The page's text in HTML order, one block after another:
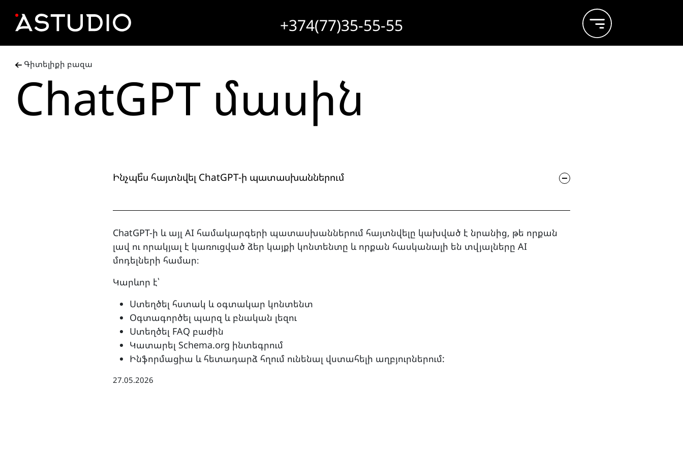
+374(77)35-55-55
Գիտելիքի բազա
ChatGPT մասին
Ինչպե՞ս հայտնվել ChatGPT-ի պատասխաններում
ChatGPT-ի և այլ AI համակարգերի պատասխաններում հայտնվելը կախված է նրանից, թե որքան
լավ ու որակյալ է կառուցված ձեր կայքի կոնտենտը և որքան հասկանալի են տվյալները AI
մոդելների համար։
Կարևոր է՝
Ստեղծել հստակ և օգտակար կոնտենտ
Օգտագործել պարզ և բնական լեզու
Ստեղծել FAQ բաժին
Կատարել Schema.org ինտեգրում
Ինֆորմացիա և հետադարձ հղում ունենալ վստահելի աղբյուրներում:
27.05.2026